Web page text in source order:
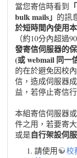
當您寄信時看到
bulk mails」 的訊
於短時間內使用
（約10分內超過
發寄信伺服器的
(或 webmail 同一
的在於避免因校
信，造成伺服器
益，若停止寄信
本組寄信伺服器
件之用，若要寄
或是自行架設伺
請使用
校